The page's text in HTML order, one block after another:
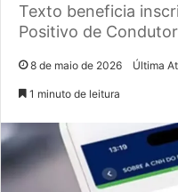
Texto beneficia
Positivo de
8 de maio de 2026 Última
1 minuto de leitura